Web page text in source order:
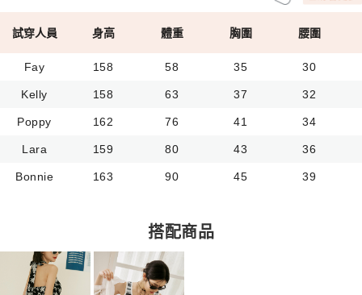
試穿人員 身高 體重 胸圍 腰圍
Fay 158 58 35 30
Kelly 158 63 37 32
Poppy 162 76 41 34
Lara 159 80 43 36
Bonnie 163 90 45 39
搭配商品